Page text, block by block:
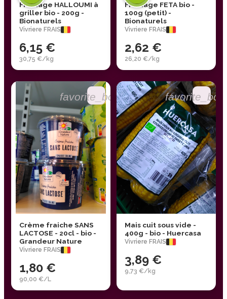
Fromage HALLOUMI à
griller bio - 200g -
Bionaturels
Vivriere FRAIS
6,15 €
30,75 €/kg
Fromage FETA bio -
100g (petit) -
Bionaturels
Vivriere FRAIS
2,62 €
26,20 €/kg
favorite_border
Crème fraiche SANS
LACTOSE - 20cl - bio -
Grandeur Nature
Vivriere FRAIS
1,80 €
90,00 €/L
Mais cuit sous vide -
400g - bio - Huercasa
Vivriere FRAIS
3,89 €
9,73 €/kg